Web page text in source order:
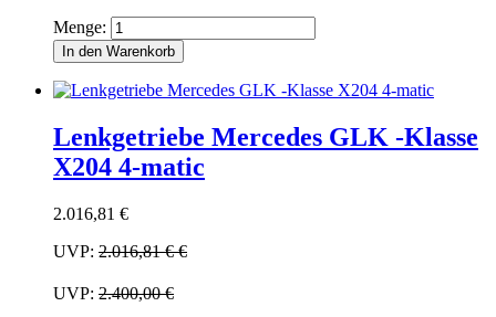
Menge:
In den Warenkorb
Lenkgetriebe Mercedes GLK -Klasse
X204 4-matic
2.016,81 €
UVP: 2.016,81 €€
UVP: 2.400,00 €